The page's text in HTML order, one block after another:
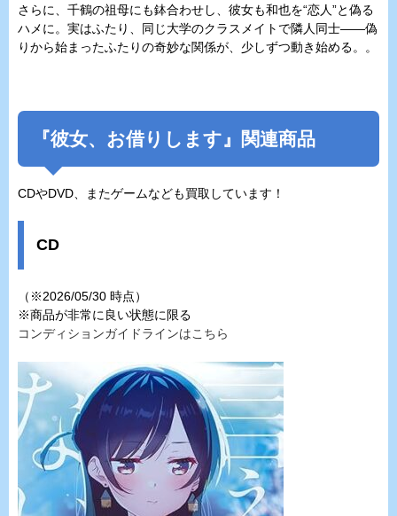
さらに、千鶴の祖母にも鉢合わせし、彼女も和也を“恋人”と偽る
ハメに。実はふたり、同じ大学のクラスメイトで隣人同士――偽
りから始まったふたりの奇妙な関係が、少しずつ動き始める。。
『彼女、お借りします』関連商品
CDやDVD、またゲームなども買取しています！
CD
（※2026/05/30 時点）
※商品が非常に良い状態に限る
コンディションガイドラインはこちら